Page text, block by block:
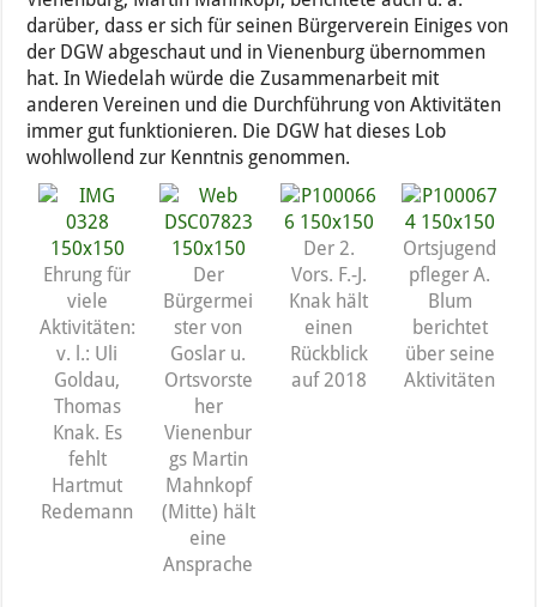
darüber, dass er sich für seinen Bürgerverein Einiges von
der DGW abgeschaut und in Vienenburg übernommen
hat. In Wiedelah würde die Zusammenarbeit mit
anderen Vereinen und die Durchführung von Aktivitäten
immer gut funktionieren. Die DGW hat dieses Lob
wohlwollend zur Kenntnis genommen.
Ehrung für
viele
Aktivitäten:
v. l.: Uli
Goldau,
Thomas
Knak. Es
fehlt
Hartmut
Redemann
Der
Bürgermei
ster von
Goslar u.
Ortsvorste
her
Vienenbur
gs Martin
Mahnkopf
(Mitte) hält
eine
Ansprache
Der 2.
Vors. F.-J.
Knak hält
einen
Rückblick
auf 2018
Ortsjugend
pfleger A.
Blum
berichtet
über seine
Aktivitäten